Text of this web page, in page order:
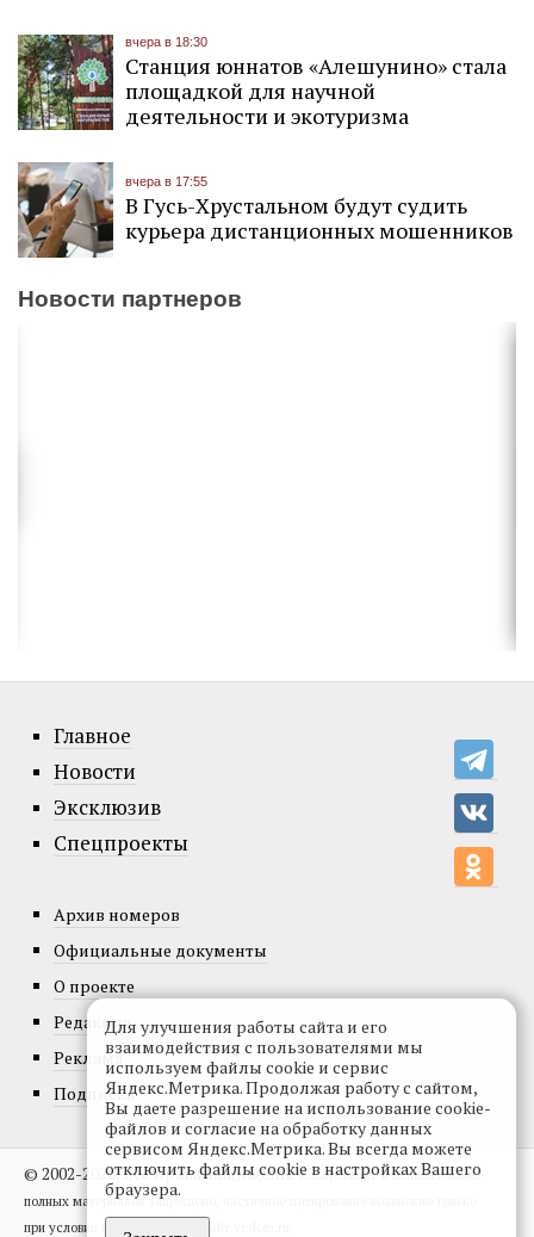
вчера в 18:30
Станция юннатов «Алешунино» стала
площадкой для научной
деятельности и экотуризма
вчера в 17:55
В Гусь-Хрустальном будут судить
курьера дистанционных мошенников
Новости партнеров
Главное
Новости
Эксклюзив
Спецпроекты
Архив номеров
Официальные документы
О проекте
Редакция
Реклама
Подписка
© 2002-2026, Все права защищены.Копирование и использование
полных материалов запрещено, частичное цитирование возможно только
при условии гиперссылки на сайт vedom.ru.
Для улучшения работы сайта и его
взаимодействия с пользователями мы
используем файлы cookie и сервис
Яндекс.Метрика. Продолжая работу с сайтом,
Вы даете разрешение на использование cookie-
файлов и согласие на обработку данных
сервисом Яндекс.Метрика. Вы всегда можете
отключить файлы cookie в настройках Вашего
браузера.